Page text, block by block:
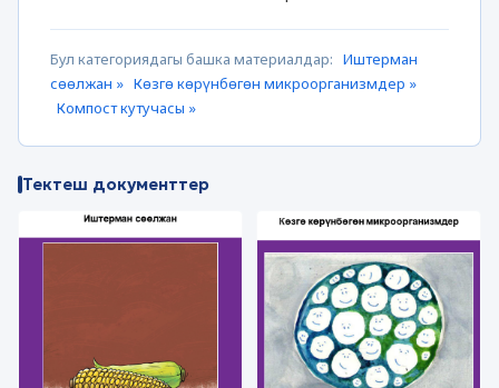
Бул категориядагы башка материалдар: Иштерман
сөөлжан » Көзгө көрүнбөгөн микроорганизмдер »
Компост кутучасы »
Тектеш документтер